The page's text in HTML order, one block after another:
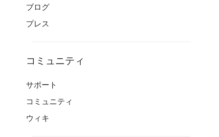
ブログ
プレス
コミュニティ
サポート
コミュニティ
ウィキ